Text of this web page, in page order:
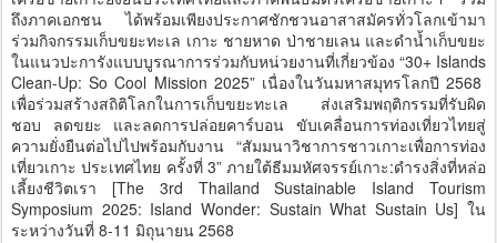
ถึงภาคเอกชน ได้พร้อมเพียงประกาศชักชวนอาสาสมัครทั่วโลกเข้ามา
ร่วมกิจกรรมเก็บขยะทะเล เกาะ ชายหาด ป่าชายเลน และดำน้ำเก็บขยะ
ในแนวปะการังแบบบูรณาการร่วมกับหน่วยงานที่เกี่ยวข้อง “30+ Islands
Clean-Up: So Cool Mission 2025” เนื่องในวันมหาสมุทรโลกปี 2568
เพื่อร่วมสร้างสถิติโลกในการเก็บขยะทะเล ส่งเสริมพฤติกรรมที่รับผิด
ชอบ ลดขยะ และลดการปล่อยคาร์บอน ขับเคลื่อนการท่องเที่ยวไทยสู่
ความยั่งยืนต่อไปไปพร้อมกับงาน “สัมมนาวิชาการชาวเกาะเพื่อการท่อง
เที่ยวเกาะ ประเทศไทย ครั้งที่ 3” ภายใต้ธีมมหัศจรรย์เกาะ:ดำรงสิ่งที่หล่อ
เลี้ยงชีวิตเรา [The 3rd Thailand Sustainable Island Tourism
Symposium 2025: Island Wonder: Sustain What Sustain Us] ใน
ระหว่างวันที่ 8-11 มิถุนายน 2568